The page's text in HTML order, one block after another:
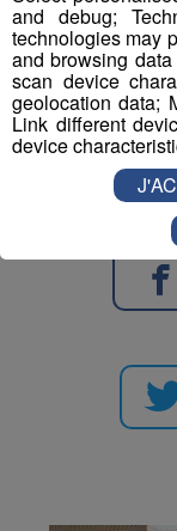
les départs ou
partie des
pourvoir.
Si vous êtes
réunion
juin à la Salle
and debug;
technologies may
and browsing
scan device
geolocation data;
Link different
device